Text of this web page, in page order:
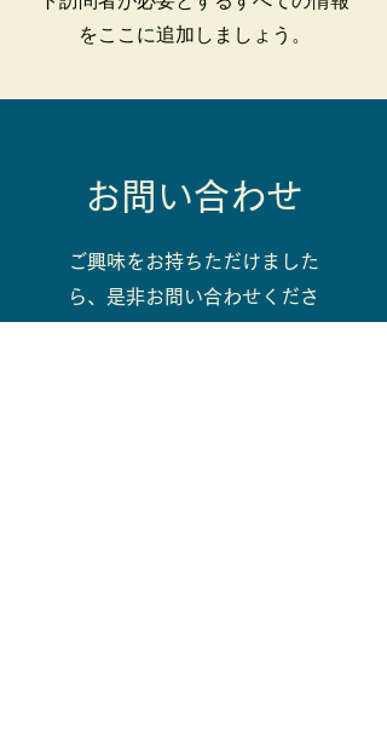
をここに追加しましょう。
お問い合わせ
ご興味をお持ちただけました
ら、是非お問い合わせくださ